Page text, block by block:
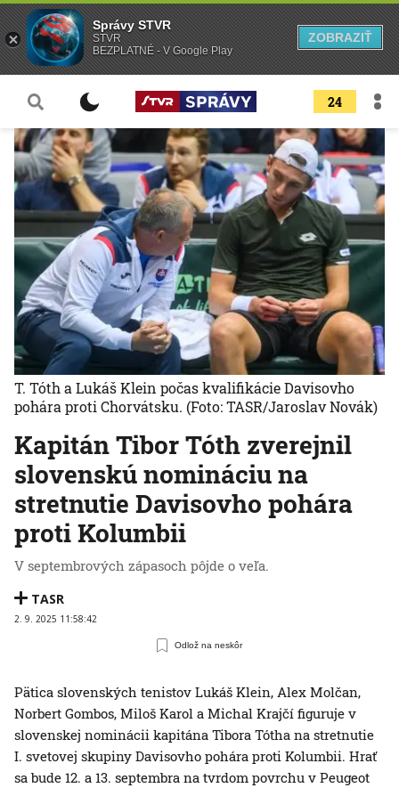
24
Kapitán Tibor Tóth zverejnil
slovenskú nomináciu na
stretnutie Davisovho pohára
proti Kolumbii
V septembrových zápasoch pôjde o veľa.
TASR
2. 9. 2025 11:58:42
Odlož na neskôr
T. Tóth a Lukáš Klein počas kvalifikácie Davisovho
pohára proti Chorvátsku. (Foto: TASR/Jaroslav Novák)
Pätica slovenských tenistov Lukáš Klein, Alex Molčan,
Norbert Gombos, Miloš Karol a Michal Krajčí figuruje v
slovenskej nominácii kapitána Tibora Tótha na stretnutie
I. svetovej skupiny Davisovho pohára proti Kolumbii. Hrať
sa bude 12. a 13. septembra na tvrdom povrchu v Peugeot
Správy STVR
STVR
BEZPLATNÉ - V Google Play
ZOBRAZIŤ